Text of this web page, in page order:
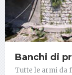
Banchi di
Tutte le armi da